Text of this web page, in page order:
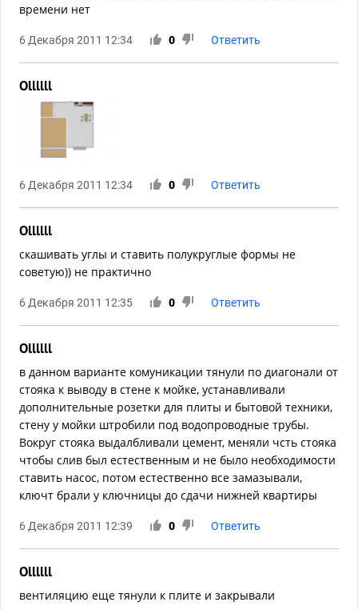
времени нет
6 Декабря 2011 12:34 0 Ответить
Ollllll
6 Декабря 2011 12:34 0 Ответить
Ollllll
скашивать углы и ставить полукруглые формы не
советую)) не практично
6 Декабря 2011 12:35 0 Ответить
Ollllll
в данном варианте комуникации тянули по диагонали от
стояка к выводу в стене к мойке, устанавливали
дополнительные розетки для плиты и бытовой техники,
стену у мойки штробили под водопроводные трубы.
Вокруг стояка выдалбливали цемент, меняли чсть стояка
чтобы слив был естественным и не было необходимости
ставить насос, потом естественно все замазывали,
ключт брали у ключницы до сдачи нижней квартиры
6 Декабря 2011 12:39 0 Ответить
Ollllll
вентиляцию еще тянули к плите и закрывали